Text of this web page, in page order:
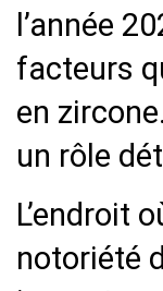
l’année
facteurs
en
un rôle
L’endroit
notoriété